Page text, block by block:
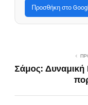
Προσθήκη στο
Σάμος: Δυναμική